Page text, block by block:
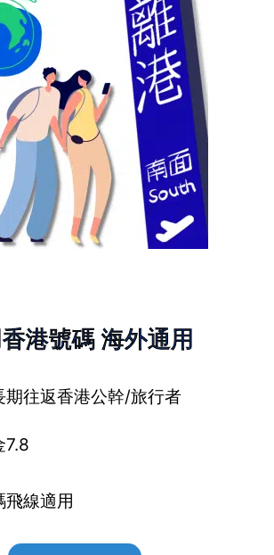
港號碼 海外通用
期往返香港公幹/旅行者
7.8
飛線適用